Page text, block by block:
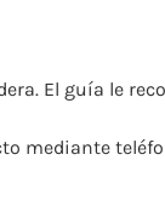
El guía le
mediante